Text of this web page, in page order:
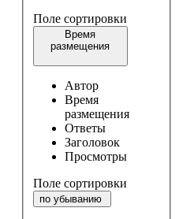
Поле сортировки
Время
размещения
Автор
Время
размещения
Ответы
Заголовок
Просмотры
Поле сортировки
по убыванию